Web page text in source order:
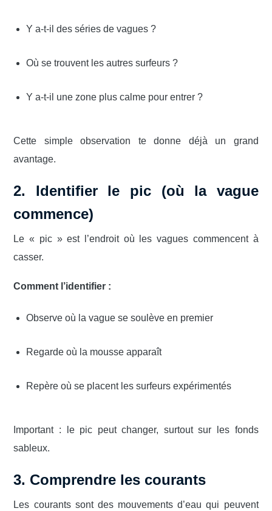
Y a-t-il des séries de vagues ?
Où se trouvent les autres surfeurs ?
Y a-t-il une zone plus calme pour entrer ?
Cette simple observation te donne déjà un grand
avantage.
2. Identifier le pic (où la vague
commence)
Le « pic » est l’endroit où les vagues commencent à
casser.
Comment l’identifier :
Observe où la vague se soulève en premier
Regarde où la mousse apparaît
Repère où se placent les surfeurs expérimentés
Important : le pic peut changer, surtout sur les fonds
sableux.
3. Comprendre les courants
Les courants sont des mouvements d’eau qui peuvent